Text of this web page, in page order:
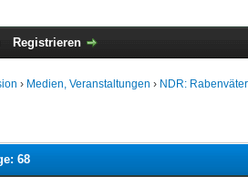
Registrieren
› Medien, Veranstaltungen › NDR:
68